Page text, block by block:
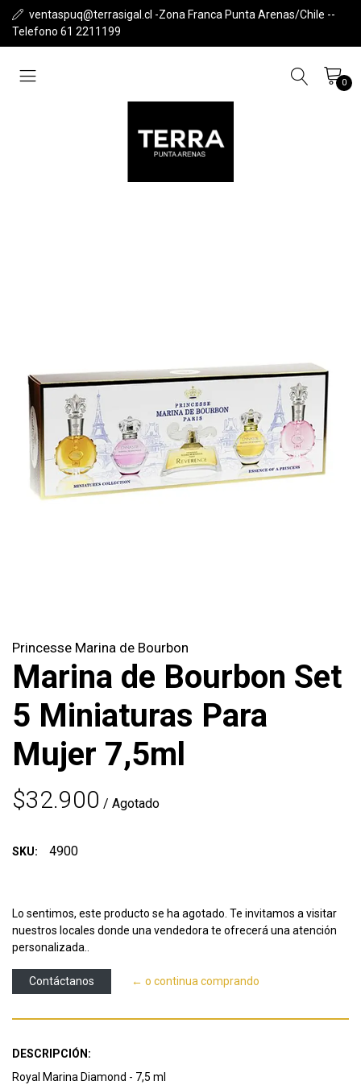
ventaspuq@terrasigal.cl -Zona Franca Punta Arenas/Chile --
Telefono 61 2211199
0
Princesse Marina de Bourbon
Marina de Bourbon Set
5 Miniaturas Para
Mujer 7,5ml
$32.900 / Agotado
SKU: 4900
Lo sentimos, este producto se ha agotado. Te invitamos a visitar
nuestros locales donde una vendedora te ofrecerá una atención
personalizada..
Contáctanos ← o continua comprando
DESCRIPCIÓN:
Royal Marina Diamond - 7,5 ml